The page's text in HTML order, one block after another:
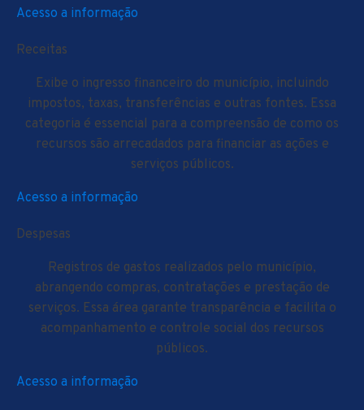
Acesso a informação
Receitas
Exibe o ingresso financeiro do município, incluindo
impostos, taxas, transferências e outras fontes. Essa
categoria é essencial para a compreensão de como os
recursos são arrecadados para financiar as ações e
serviços públicos.
Acesso a informação
Despesas
Registros de gastos realizados pelo município,
abrangendo compras, contratações e prestação de
serviços. Essa área garante transparência e facilita o
acompanhamento e controle social dos recursos
públicos.
Acesso a informação